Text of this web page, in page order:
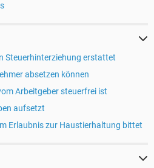
Steuerhinterziehung erstattet
absetzen können
Arbeitgeber steuerfrei ist
aufsetzt
Erlaubnis zur Haustierhaltung bittet